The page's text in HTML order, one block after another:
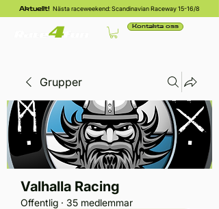
Aktuellt! Nästa raceweekend: Scandinavian Raceway 15-16/8
Kontakta oss
Grupper
Valhalla Racing
Offentlig · 35 medlemmar